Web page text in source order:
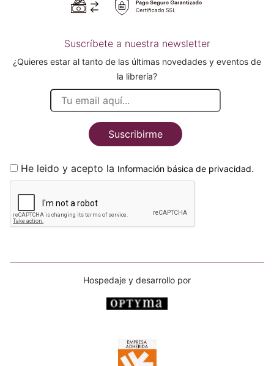
Suscríbete a nuestra newsletter
¿Quieres estar al tanto de las últimas novedades y eventos de
la librería?
Suscribirme
He leido y acepto la Información básica de privacidad.
Hospedaje y desarrollo por